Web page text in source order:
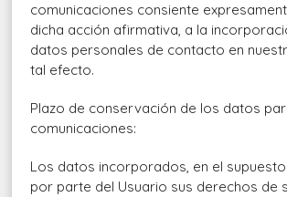
comunicaciones consiente
dicha acción afirmativa, a la
datos personales de contacto en
tal efecto.
Plazo de conservación de los datos
comunicaciones:
Los datos incorporados, en el
por parte del Usuario sus derechos de